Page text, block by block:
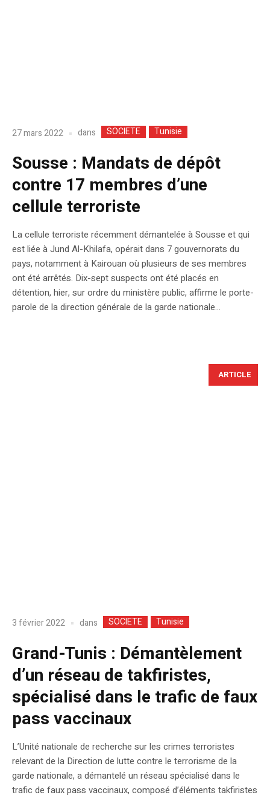
27 mars 2022 dans SOCIETE Tunisie
Sousse : Mandats de dépôt
contre 17 membres d’une
cellule terroriste
La cellule terroriste récemment démantelée à Sousse et qui
est liée à Jund Al-Khilafa, opérait dans 7 gouvernorats du
pays, notamment à Kairouan où plusieurs de ses membres
ont été arrêtés. Dix-sept suspects ont été placés en
détention, hier, sur ordre du ministère public, affirme le porte-
parole de la direction générale de la garde nationale...
ARTICLE
3 février 2022 dans SOCIETE Tunisie
Grand-Tunis : Démantèlement
d’un réseau de takfiristes,
spécialisé dans le trafic de faux
pass vaccinaux
L’Unité nationale de recherche sur les crimes terroristes
relevant de la Direction de lutte contre le terrorisme de la
garde nationale, a démantelé un réseau spécialisé dans le
trafic de faux pass vaccinaux, composé d’éléments takfiristes